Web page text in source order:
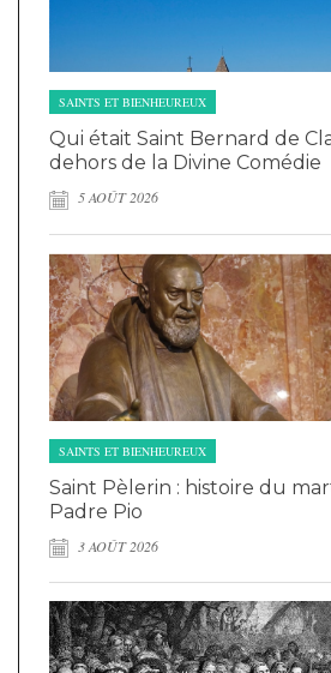
SAINTS ET BIENHEUREUX
Qui était Saint Bernard de
dehors de la Divine Comédie
5 AOÛT 2026
SAINTS ET BIENHEUREUX
Saint Pèlerin : histoire du
Padre Pio
3 AOÛT 2026